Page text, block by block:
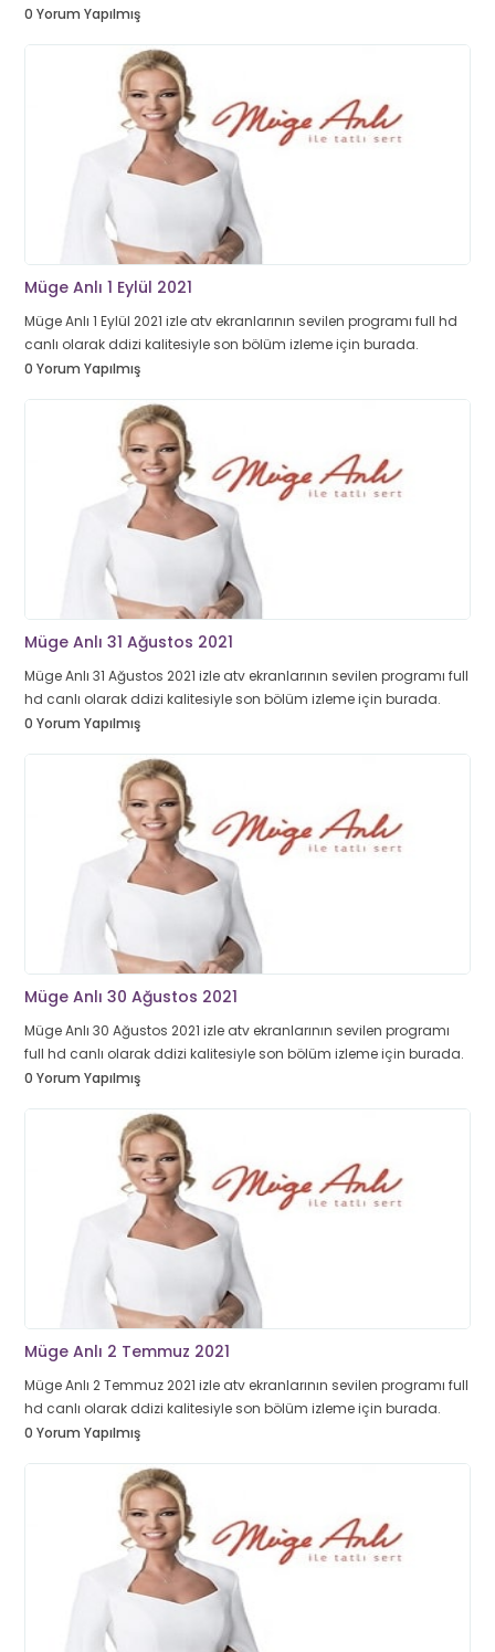
0 Yorum Yapılmış
Müge Anlı 1 Eylül 2021
Müge Anlı 1 Eylül 2021 izle atv ekranlarının sevilen programı full hd
canlı olarak ddizi kalitesiyle son bölüm izleme için burada.
0 Yorum Yapılmış
Müge Anlı 31 Ağustos 2021
Müge Anlı 31 Ağustos 2021 izle atv ekranlarının sevilen programı full
hd canlı olarak ddizi kalitesiyle son bölüm izleme için burada.
0 Yorum Yapılmış
Müge Anlı 30 Ağustos 2021
Müge Anlı 30 Ağustos 2021 izle atv ekranlarının sevilen programı
full hd canlı olarak ddizi kalitesiyle son bölüm izleme için burada.
0 Yorum Yapılmış
Müge Anlı 2 Temmuz 2021
Müge Anlı 2 Temmuz 2021 izle atv ekranlarının sevilen programı full
hd canlı olarak ddizi kalitesiyle son bölüm izleme için burada.
0 Yorum Yapılmış